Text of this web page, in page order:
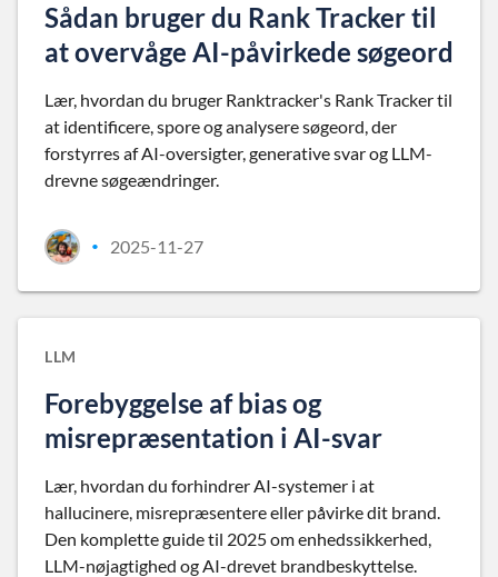
Sådan bruger du Rank Tracker til
at overvåge AI-påvirkede søgeord
Lær, hvordan du bruger Ranktracker's Rank Tracker til
at identificere, spore og analysere søgeord, der
forstyrres af AI-oversigter, generative svar og LLM-
drevne søgeændringer.
• 2025-11-27
LLM
Forebyggelse af bias og
misrepræsentation i AI-svar
Lær, hvordan du forhindrer AI-systemer i at
hallucinere, misrepræsentere eller påvirke dit brand.
Den komplette guide til 2025 om enhedssikkerhed,
LLM-nøjagtighed og AI-drevet brandbeskyttelse.